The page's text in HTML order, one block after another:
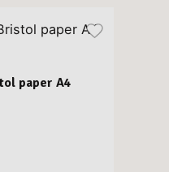
paper A4